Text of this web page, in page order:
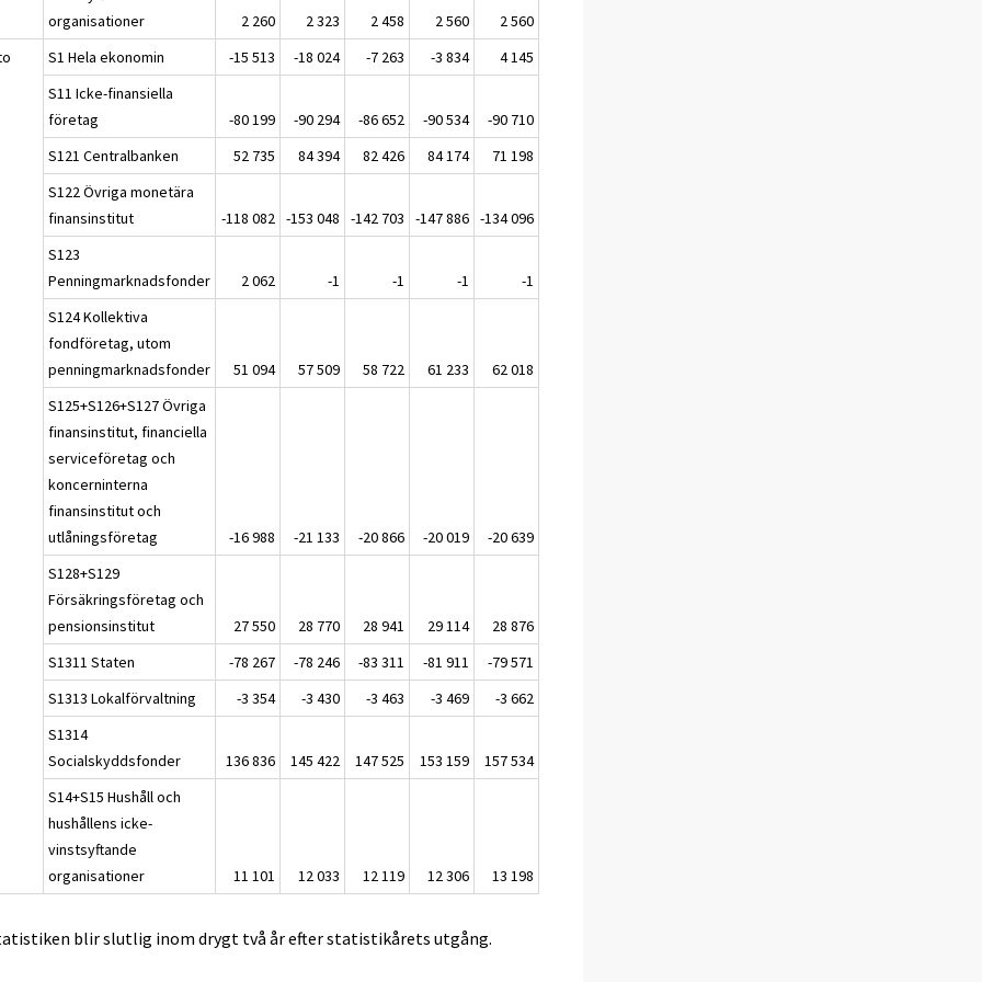
organisationer
2 260 2 323 2 458 2 560
2 560
S1 Hela ekonomin -15 513 -18 024 -7 263 -3 834
4 145
S11 Icke-finansiella
företag
-80 199 -90 294 -86 652 -90 534
-90 710
S121 Centralbanken
52 735 84 394 82 426 84 174
71 198
S122 Övriga monetära
finansinstitut
-118 082 -153 048 -142 703 -147 886 -134 096
S123
Penningmarknadsfonder
2 062 -1 -1 -1
-1
S124 Kollektiva
fondföretag, utom
penningmarknadsfonder
51 094 57 509 58 722 61 233
62 018
S125+S126+S127 Övriga
finansinstitut, financiella
serviceföretag och
koncerninterna
finansinstitut och
utlåningsföretag
-16 988 -21 133 -20 866 -20 019
-20 639
S128+S129
Försäkringsföretag och
pensionsinstitut
27 550 28 770 28 941 29 114
28 876
S1311 Staten
-78 267 -78 246 -83 311 -81 911
-79 571
S1313 Lokalförvaltning
-3 354 -3 430 -3 463 -3 469
-3 662
S1314
Socialskyddsfonder
136 836 145 422 147 525 153 159
157 534
S14+S15 Hushåll och
hushållens icke-
vinstsyftande
organisationer
11 101 12 033 12 119 12 306 13 198
blir slutlig inom drygt två år efter statistikårets utgång.